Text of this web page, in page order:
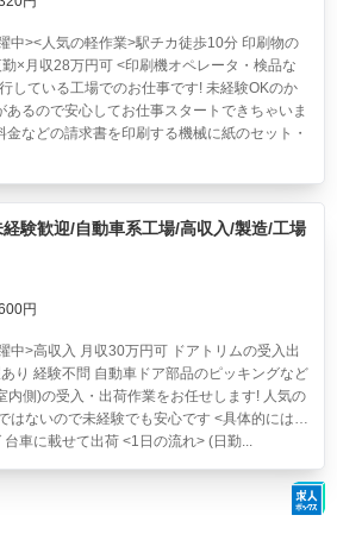
中><人気の軽作業>駅チカ徒歩10分 印刷物の
×月収28万円可 <印刷機オペレータ・検品な
している工場でのお仕事です! 未経験OKのか
あるので安心してお仕事スタートできちゃいま
などの請求書を印刷する機械に紙のセット・
験歓迎/自動車系工場/高収入/製造/工場
円
中>高収入 月収30万円可 ドアトリムの受入出
り 経験不問 自動車ドア部品のピッキングなど
内側)の受入・出荷作業をお任せします! 人気の
はないので未経験でも安心です <具体的には…
車に載せて出荷 <1日の流れ> (日勤...